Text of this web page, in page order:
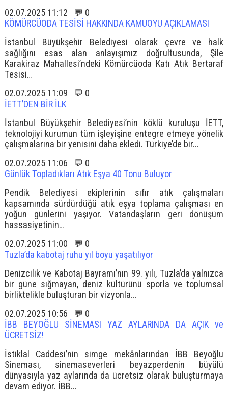
02.07.2025 11:12 💬 0
KÖMÜRCÜODA TESİSİ HAKKINDA KAMUOYU AÇIKLAMASI
İstanbul Büyükşehir Belediyesi olarak çevre ve halk
sağlığını esas alan anlayışımız doğrultusunda, Şile
Karakiraz Mahallesi’ndeki Kömürcüoda Katı Atık Bertaraf
Tesisi…
02.07.2025 11:09 💬 0
İETT’DEN BİR İLK
İstanbul Büyükşehir Belediyesi’nin köklü kuruluşu İETT,
teknolojiyi kurumun tüm işleyişine entegre etmeye yönelik
çalışmalarına bir yenisini daha ekledi. Türkiye’de bir…
02.07.2025 11:06 💬 0
Günlük Topladıkları Atık Eşya 40 Tonu Buluyor
Pendik Belediyesi ekiplerinin sıfır atık çalışmaları
kapsamında sürdürdüğü atık eşya toplama çalışması en
yoğun günlerini yaşıyor. Vatandaşların geri dönüşüm
hassasiyetinin…
02.07.2025 11:00 💬 0
Tuzla’da kabotaj ruhu yıl boyu yaşatılıyor
Denizcilik ve Kabotaj Bayramı’nın 99. yılı, Tuzla’da yalnızca
bir güne sığmayan, deniz kültürünü sporla ve toplumsal
birliktelikle buluşturan bir vizyonla…
02.07.2025 10:56 💬 0
İBB BEYOĞLU SİNEMASI YAZ AYLARINDA DA AÇIK ve
ÜCRETSİZ!
İstiklal Caddesi’nin simge mekânlarından İBB Beyoğlu
Sineması, sinemaseverleri beyazperdenin büyülü
dünyasıyla yaz aylarında da ücretsiz olarak buluşturmaya
devam ediyor. İBB…